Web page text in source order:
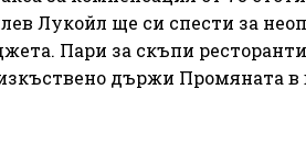
Лукойл ще си спести за
Пари за скъпи
държи Промяната в